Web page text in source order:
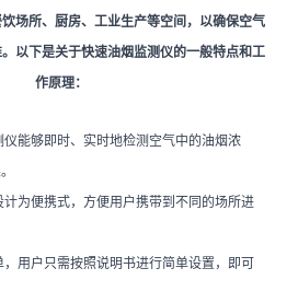
场所、厨房、工业生产等空间，以确保空气
以下是关于快速油烟监测仪的一般特点和工
作原理：
仪能够即时、实时地检测空气中的油烟浓
计为便携式，方便用户携带到不同的场所进
，用户只需按照说明书进行简单设置，即可